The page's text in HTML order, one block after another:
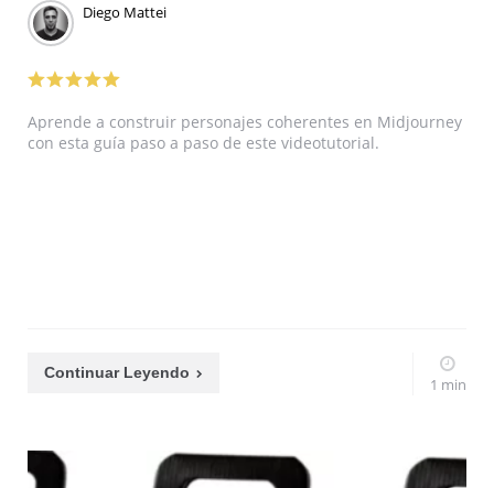
Diego Mattei
Aprende a construir personajes coherentes en Midjourney
con esta guía paso a paso de este videotutorial.
Continuar Leyendo
1 min